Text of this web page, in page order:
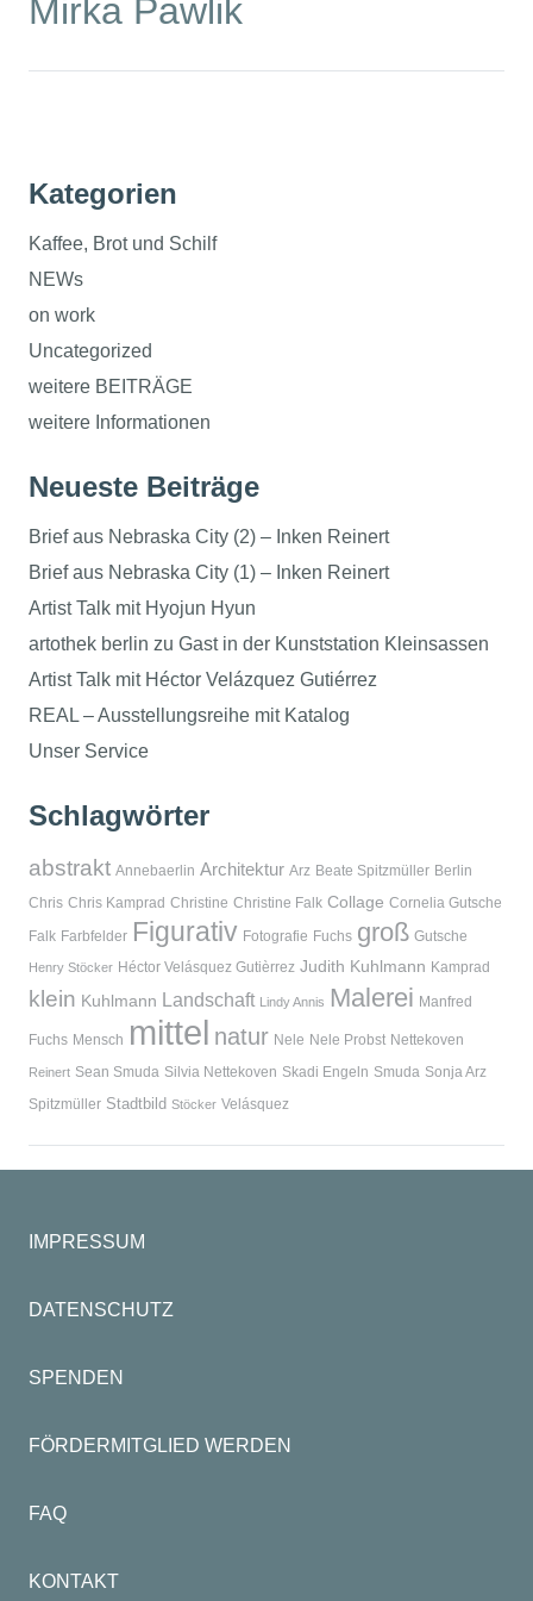
Mirka Pawlik
Kategorien
Kaffee, Brot und Schilf
NEWs
on work
Uncategorized
weitere BEITRÄGE
weitere Informationen
Neueste Beiträge
Brief aus Nebraska City (2) – Inken Reinert
Brief aus Nebraska City (1) – Inken Reinert
Artist Talk mit Hyojun Hyun
artothek berlin zu Gast in der Kunststation Kleinsassen
Artist Talk mit Héctor Velázquez Gutiérrez
REAL – Ausstellungsreihe mit Katalog
Unser Service
Schlagwörter
abstrakt Annebaerlin Architektur Arz Beate Spitzmüller Berlin
Chris Chris Kamprad Christine Christine Falk Collage Cornelia Gutsche
Falk Farbfelder Figurativ Fotografie Fuchs groß Gutsche
Henry Stöcker Héctor Velásquez Gutièrrez Judith Kuhlmann Kamprad
klein Kuhlmann Landschaft Lindy Annis Malerei Manfred
Fuchs Mensch mittel natur Nele Nele Probst Nettekoven
Reinert Sean Smuda Silvia Nettekoven Skadi Engeln Smuda Sonja Arz
Spitzmüller Stadtbild Stöcker Velásquez
IMPRESSUM
DATENSCHUTZ
SPENDEN
FÖRDERMITGLIED WERDEN
FAQ
KONTAKT